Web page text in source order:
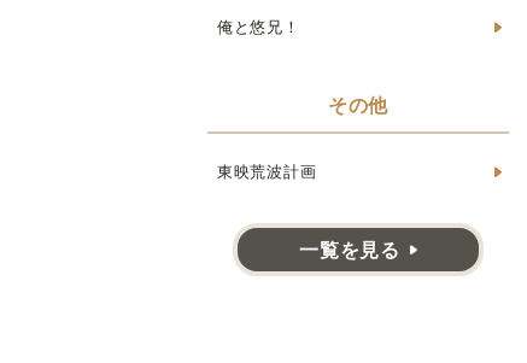
俺と悠兄！
その他
東映荒波計画
一覧を見る